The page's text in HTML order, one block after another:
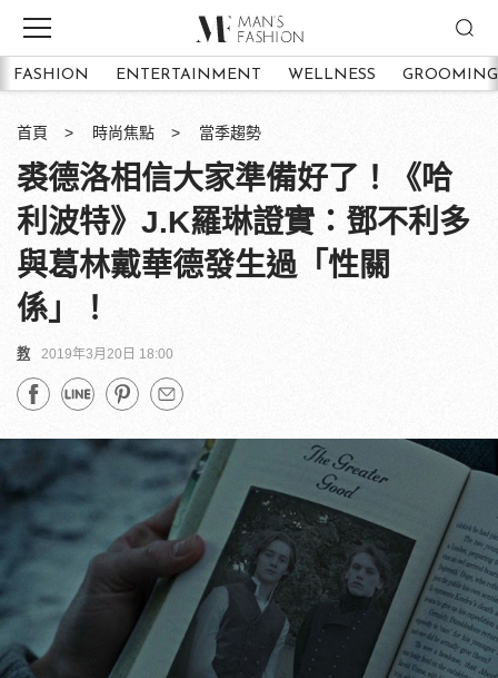
FASHION ENTERTAINMENT WELLNESS GROOMING
首頁 時尚焦點 當季趨勢
裘德洛相信大家準備好了！《哈
利波特》J.K羅琳證實：鄧不利多
與葛林戴華德發生過「性關
係」！
教 2019年3月20日 18:00